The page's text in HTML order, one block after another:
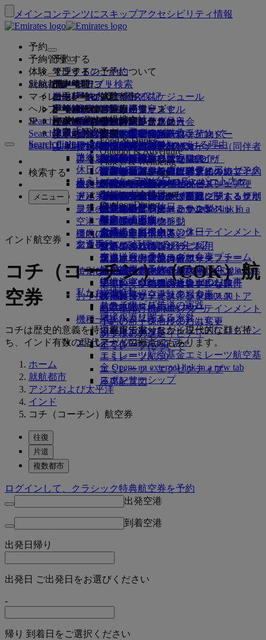
メインコンテンツにスキップアクセシビリティ情報
予約
予約する
フライトのご予約
フライト検索
フライト・スケジュール
お得な運賃
スペシャルオファー
ベストプライス・ファインダー
ご旅行の計画
ホテルの予約
ツアーとアクティビティ
旅行サービス
ミート＆グリートの手配ミート＆グリ
ートの手配 Opens an external link in a
new tab
ドバイ・コネクト
交通手段
空港送迎の予約
レンタカー予約
提携航空会社
空港駐車場空港駐車場 Opens an
external link in a new tab
オンライン予約について
Emiratesアプリ
ベストプライス保証
事前座席指定
Emiratesアプリ
Search flight
予約管理
管理する
予約管理
予約内容の照会
ご予約のキャンセル
予約の変更
座席の事前指定
アップグレード
送迎サービスの管理
アクセシブルな旅行の予約
オンライン・チェックイン
チェックイン・オプション
フライト状況
ご出発前に
ご出発前に
旅行情報
機内持込み禁止品目
規約および注意事項
旅行中の健康アドバイス
医療情報フォーム（MEDIF）
お食事に関する情報
UAEへの持込み禁止品目
ドバイ国際空港
エミレーツ・ターミナル3
ターミナル間の移動
空港送迎の予約
シャトルバス・サービス
お手荷物
手荷物情報
手荷物情報
受託手荷物（預入れ手荷物）
機内持ち込み手荷物
追加手荷物許容量を購入
追加の受託手荷物許容量について
ドバイでの手荷物サービス
遅延手荷物または破損手荷物
ビザおよびパスポート
ビザの要件をご確認ください
ビザとパスポート情報
米国渡航認証
アラブ首長国連邦（UAE）のビザ
Search flight
体験
機内体験
機内サービスについて
客室の特徴
ファーストクラス
ビジネスクラス
プレミアム・エコノミー
エコノミークラス
快適な機内
機内エンターテインメント
iceの最新コンテンツ
ice TV Live
機内Wi-Fi
お子様向け機内エンターテインメント
お食事
ファーストクラスのお食事
ビジネスクラスのお食事
プレミアム・エコノミーのお食事
エコノミークラスのお食事
お飲み物
機種一覧
ボーイング777
エミレーツA380
エミレーツA350
エミレーツ・エグゼクティブ
座席配置図
エミレーツ体験
ご旅行はここから始まります
エミレーツ体験
送迎サービス
エミレーツのサービス
季節の行事
非接触（コンタクトレス）の旅
エミレーツのラウンジ
ファーストクラス・ラウンジ
ビジネスクラス・ラウンジ
世界各地のラウンジ
パートナーラウンジ
有料でのラウンジのご利用
マルハバ・ラウンジ
エミレーツでショッピング
エミレーツ免税品コレクション
エミレーツ・オフィシャル・ストア
家族連れのご旅行
ご家族でのご旅行
家族旅行のプランを練る
アナカンパニード・マイナー（同伴者
のないお子様）
妊娠中
手荷物許容量
子供および幼児向け運賃に関する規則
チャイルドシートとかご型ベッド
空港で
機内にて
お子様連れのご旅行
幼児連れのご旅行
幼児の手荷物許容量
子供および幼児のお食事
お子様の楽しみ
お子様向け機内エンターテインメント
小さいお子様向けのおもちゃ
お子様のアクティビティ
Fly Better
ワンランク上を、飛びつづける。
ワンランク上を、飛びつづける理由
エミレーツについて
エミレーツについて
エミレーツ・ストーリー
メディア・センターメディア・センタ
ー Opens an external link in a new tab
グループ企業
安全
財務の透明性
責任あるビジネス
エミレーツで活躍するスタッフ
エミレーツのリーダーシップチーム
採用採用 Opens an external link in a new
tab
私たちの地球
サステナビリティの実践
環境保護に関する方針
環境報告書
エミレーツのコミュニティ
エミレーツ航空基金エミレーツ航空基
金 Opens an external link in a new tab
スポンサーシップ
Search flight
就航都市
エミレーツ就航都市
目的地
就航都市
アジア太平洋
北・中央・南アメリカ
アフリカ
ヨーロッパ
中東
ディスカバー・ドバイ
最新の目的地
ヘルシンキ
杭州
ダナン
深圳
シェムリアップ
Explore Dubai
Explore Dubai
Explore
Food & Drinks
Outdoor & Adventure
Fitness & Wellbeing
Culture & Heritage
Beach & Marine
Family entertainment
Outdoor Dining
エミレーツの提携会社
上空と地上のパートナー
エミレーツの提携会社
カンタス航空
flydubai
エミレーツ・スカイワーズ・パートナー
検索
エミレーツの目的地を見る
路線マップ
休日のアイデア
ビーチの目的地
自然の中の休日
歴史と文化の休日
都市での滞在
食通のお客様向けの休日
Search flight
マイレージ
エミレーツ・スカイワーズ
エミレーツ・スカイワーズに入会
エミレーツ・スカイワーズについて
会員ティア
フライドバイ
キャッシュ+マイル
デジタル会員カード
マイ・ファミリー・プログラム
マイルのご利用
マイルの申請
マイルを購入する
マイルのご獲得
スカイワーズ・スカイサーファー
Skywards ExclusivesSkywards Exclusives
Opens an external link in a new tab
提携会社
スカイワーズ鉄道
マイルカリキュレータ
エミレーツ・スカイワーズにログイン
スカイワーズ+
ビジネスリワーズ
ビジネスリワーズに登録
ビジネスリワーズについて
ビジネスリワーズに登録
ビジネスリワーズにログイン
特典
プログラム内容
よくある質問
Search flight
ヘルプ
サポートおよびお問い合わせ
サポートおよびお問い合わせ
サポートおよびお問い合わせ
変更またはキャンセル
ビザとパスポートに関するヘルプ
フィードバックとクレーム
手荷物の紛失または盗難に関するサポ
ート
ドバイ・コネクト
運航の変更
最近の渡航情報
フライトの状況の確認
特別なお手伝い
エミレーツのアクセシブルな旅行
特別支援サービスとリクエスト
よくあるご質問
よくある質問
よくある質問
お近くのエミレーツオフィスでご予約
当社ネットワークとコードシェア便
その他のエミレーツ商品
特別支援サービスとリクエスト
手荷物と遺失物
旅行の準備
空港で
エミレーツ・スカイワーズ
エミレーツ・ビジネスリワーズ
エミレーツの機内体験
ツールとリソース
モバイルとEmiratesアプリ
予約のキャンセルまたは変更
フライトの遅延
エミレーツについて
Search flight
JP
検索する
メニュー
インド航空券
コチ（コーチン）（COK）航
空券
コチは歴史的意義を持つ都市でありながら現代的な顔も持
ち、インド有数の現代アートの拠点でもあります。
ホーム
就航都市
アジアおよび太平洋
インド
コチ（コーチン）航空券
往復
片道
複数都市
ログインして、クラシック特典航空券を予約
出発空港
到着空港
出発日 帰り
出発日 ご出発日をお選びください
-
帰り 到着日をご選択ください